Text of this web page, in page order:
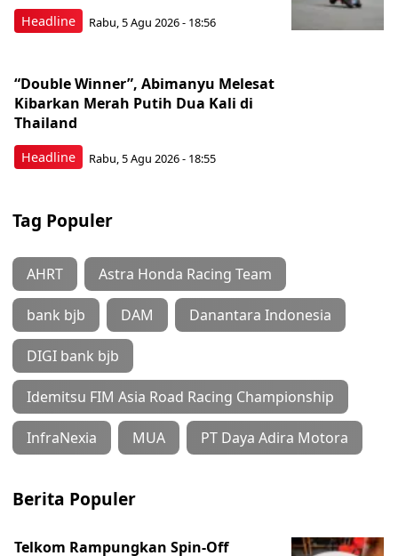
Headline Rabu, 5 Agu 2026 - 18:56
Headline
“Double Winner”, Abimanyu Melesat
Kibarkan Merah Putih Dua Kali di
Thailand
Rabu, 5 Agu 2026 - 18:55
Tag Populer
AHRT Astra Honda Racing Team
bank bjb DAM Danantara Indonesia
DIGI bank bjb
Idemitsu FIM Asia Road Racing Championship
InfraNexia MUA PT Daya Adira Motora
Berita Populer
Telkom Rampungkan Spin-Off